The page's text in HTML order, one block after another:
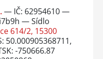
— IČ: 62954610 —
— Sídlo
614/2, 15300
50.000905368711,
-750666.87